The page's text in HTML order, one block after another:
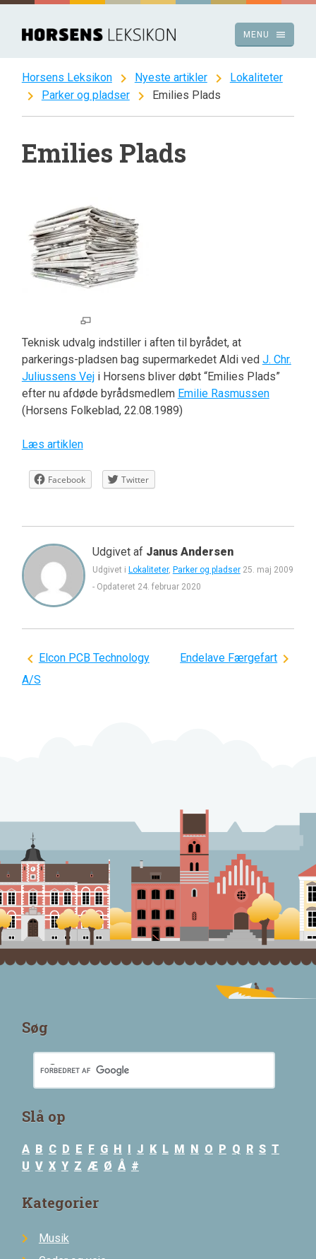
Spring
indhold
menu
MENU
Horsens Leksikon chevron_right Nyeste artikler chevron_right Lokaliteter
chevron_right Parker og pladser chevron_right Emilies Plads
Emilies Plads
Teknisk udvalg indstiller i aften til byrådet, at
parkerings-pladsen bag supermarkedet Aldi ved J. Chr.
Juliussens Veji Horsens bliver døbt “Emilies Plads”
efter nu afdøde byrådsmedlem Emilie Rasmussen
(Horsens Folkeblad, 22.08.1989)
Læs artiklen
Facebook Twitter
Udgivet af Janus Andersen
Udgivet i Lokaliteter, Parker og pladser 25. maj 2009
- Opdateret 24. februar 2020
Indlægsnavigation
Elcon PCB Technology
A/S
Endelave Færgefart
Søg
Slå op
A B C D E F G H J K L M N O P Q R S T
U V X Y Z Æ Ø Å #
Kategorier
Musik